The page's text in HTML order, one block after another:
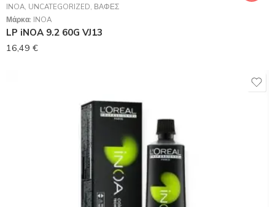
INOA, UNCATEGORIZED, ΒΑΦΈΣ
Μάρκα: INOA
LP iNOA 9.2 60G VJ13
16,49 €